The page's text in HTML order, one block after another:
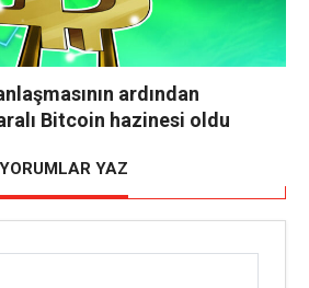
ardından
Bitcoin hazinesi oldu
YORUMLAR YAZ